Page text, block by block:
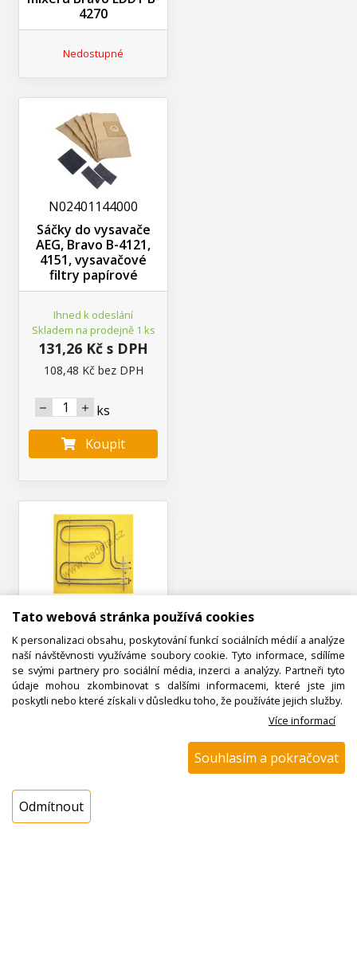
Tato webová stránka používá cookies
K personalizaci obsahu, poskytování funkcí sociálních médií a analýze
naší návštěvnosti využíváme soubory cookie. Tyto informace, sdílíme
se svými partnery pro sociální média, inzerci a analýzy. Partneři tyto
údaje mohou zkombinovat s dalšími informacemi, které jste jim
poskytli nebo které získali v důsledku toho, že používáte jejich služby.
Více informací
Souhlasím a pokračovat
Odmítnout
4270
Nedostupné
N02401144000
Sáčky do vysavače
AEG, Bravo B-4121,
4151, vysavačové
filtry papírové
Ihned k odeslání
Skladem na prodejně 1 ks
131,26 Kč s DPH
108,48 Kč bez DPH
ks
Koupit
N00500465200
Topné těleso 1500 W
/ 1000 W Perfekt,
Bravo, horní s grilem
Ihned k odeslání